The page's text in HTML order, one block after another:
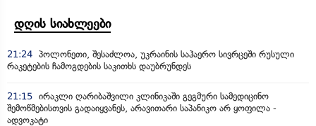
დღის სიახლეები
21:24 პოლონეთი, შესაძლოა, უკრაინის საჰაერო სივრცეში რუსული
რაკეტების ჩამოგდების საკითხს დაუბრუნდეს
21:15 ირაკლი ღარიბაშვილი კლინიკაში გეგმური სამედიცინო
შემოწმებისთვის გადაიყვანეს, არავითარი საპანიკო არ ყოფილა -
ადვოკატი